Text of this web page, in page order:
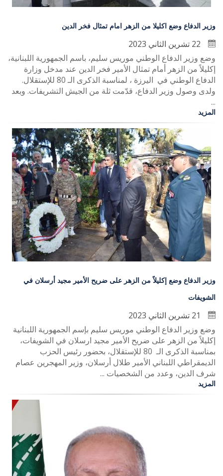
وزير الدفاع وضع اكليلا من الزهر امام تمثال فخر الدين
وضع وزير الدفاع الوطني موريس سليم، باسم الجمهورية اللبنانية،
إكليلاً من الزهر أمام تمثال الأمير فخر الدين عند مدخل وزارة
الدفاع الوطني في اليرزة ، لمناسبة الذكرى الـ 80 للإستقلال.
ولدى وصول وزير الدفاع، قدّمت ثلة من الجيش التشريفات. وبعد
...
المزيد
وزير الدفاع وضع إكليلاً من الزهر على ضريح الأمير مجيد أرسلان في
الشويفات
وضع وزير الدفاع الوطني موريس سليم بإسم الجمهورية اللبنانية
إكليلاً من الزهر على ضريح الأمير مجيد ارسلان في الشويفات،
بمناسبة الذكرى الـ 80 للإستقلال، بحضور رئيس الحزب
الديمقراطي اللبناني الأمير طلال أرسلان، وزير المهجرين عصام
شرف الدين، وعدد من الشخصيات ...
المزيد